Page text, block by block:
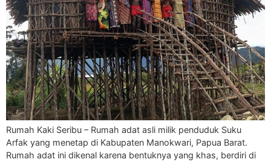
Rumah Kaki Seribu – Rumah adat asli milik penduduk Suku
Arfak yang menetap di Kabupaten Manokwari, Papua Barat.
Rumah adat ini dikenal karena bentuknya yang khas, berdiri di